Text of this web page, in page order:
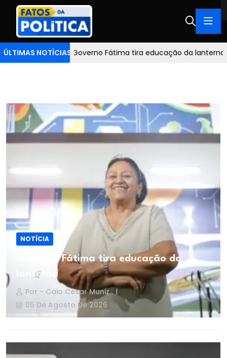
ÚLTIMAS NOTÍCIAS :
tira educação da lanterna e sobe seis colocações no
NOTÍCIA
Governo Fátima tira educação da
lanterna
Por - Caio César Muniz
05 De Agosto De 2026